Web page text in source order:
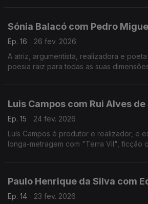
Sónia Balacó com Pedro
Ep. 16
26 fev. 2026
A atriz, argumentista, realizadora e
poesia raiz para todas as suas
Luis Campos com Rui Alves de
Ep. 15
24 fev. 2026
Luís Campos é produtor e realizador, e
longa-metragem com "Terra Vil", ficção
Paulo Henrique da Silva com
Ep. 14
23 fev. 2026